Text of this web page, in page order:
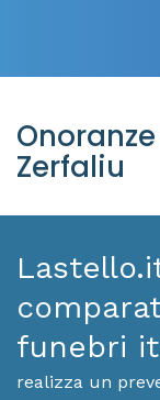
Zerfaliu
funebri
realizza un